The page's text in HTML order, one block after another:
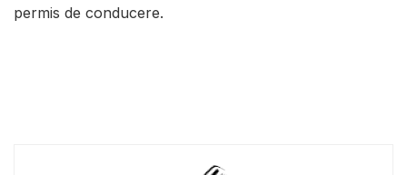
permis de conducere.